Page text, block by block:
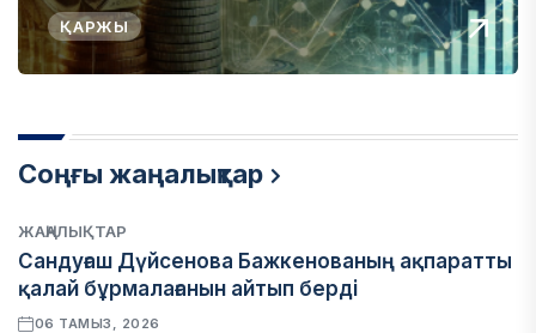
ҚАРЖЫ
Соңғы жаңалықтар
ЖАҢАЛЫҚТАР
Сандуғаш Дүйсенова Бажкенованың ақпаратты
қалай бұрмалағанын айтып берді
06 ТАМЫЗ, 2026